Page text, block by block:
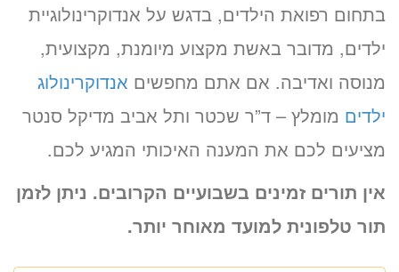
בתחום רפואת הילדים, בדגש על אנדוקרינולוגיית
ילדים, מדובר באשת מקצוע מיומנת, מקצועית,
מנוסה ואדיבה. אם אתם מחפשים אנדוקרינולוג
ילדים מומלץ – ד”ר שכטר ותל אביב מדיקל סנטר
מציעים לכם את המענה האיכותי המגיע לכם.
אין תורים זמינים בשבועיים הקרובים. ניתן לזמן
תור טלפונית למועד מאוחר יותר.